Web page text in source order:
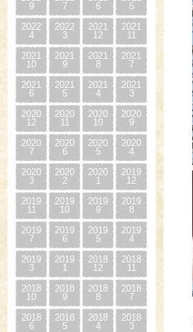
9
7
6
5
2022
4
2022
3
2021
12
2021
11
2021
10
2021
9
2021
8
2021
7
2021
6
2021
5
2021
4
2021
3
2020
12
2020
11
2020
10
2020
9
2020
7
2020
6
2020
5
2020
4
2020
3
2020
2
2020
1
2019
12
2019
11
2019
10
2019
9
2019
8
2019
7
2019
6
2019
5
2019
4
2019
3
2019
1
2018
12
2018
11
2018
10
2018
9
2018
8
2018
7
2018
6
2018
5
2018
4
2018
3